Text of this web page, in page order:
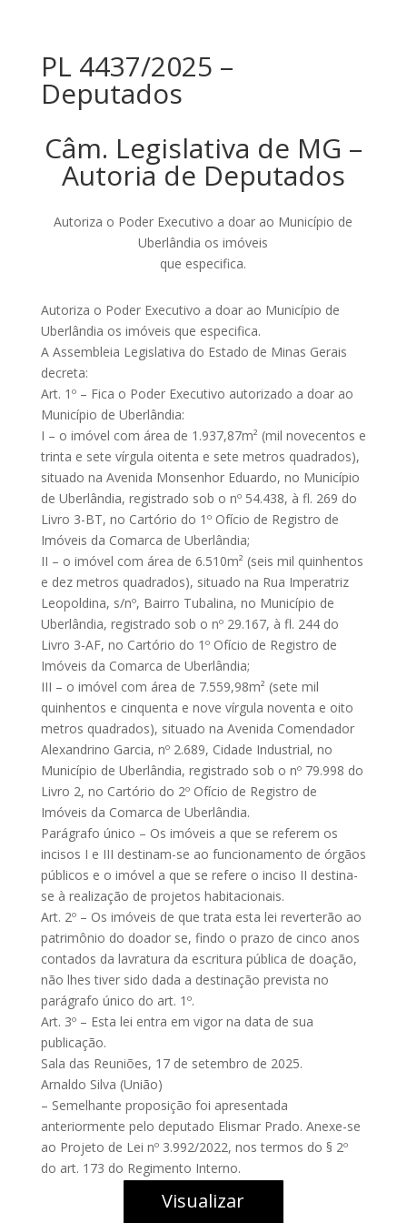
PL 4437/2025 –
Deputados
Câm. Legislativa de MG –
Autoria de Deputados
Autoriza o Poder Executivo a doar ao Município de
Uberlândia os imóveis
que especifica.
Autoriza o Poder Executivo a doar ao Município de
Uberlândia os imóveis que especifica.
A Assembleia Legislativa do Estado de Minas Gerais
decreta:
Art. 1º – Fica o Poder Executivo autorizado a doar ao
Município de Uberlândia:
I – o imóvel com área de 1.937,87m² (mil novecentos e
trinta e sete vírgula oitenta e sete metros quadrados),
situado na Avenida Monsenhor Eduardo, no Município
de Uberlândia, registrado sob o nº 54.438, à fl. 269 do
Livro 3-BT, no Cartório do 1º Ofício de Registro de
Imóveis da Comarca de Uberlândia;
II – o imóvel com área de 6.510m² (seis mil quinhentos
e dez metros quadrados), situado na Rua Imperatriz
Leopoldina, s/nº, Bairro Tubalina, no Município de
Uberlândia, registrado sob o nº 29.167, à fl. 244 do
Livro 3-AF, no Cartório do 1º Ofício de Registro de
Imóveis da Comarca de Uberlândia;
III – o imóvel com área de 7.559,98m² (sete mil
quinhentos e cinquenta e nove vírgula noventa e oito
metros quadrados), situado na Avenida Comendador
Alexandrino Garcia, nº 2.689, Cidade Industrial, no
Município de Uberlândia, registrado sob o nº 79.998 do
Livro 2, no Cartório do 2º Ofício de Registro de
Imóveis da Comarca de Uberlândia.
Parágrafo único – Os imóveis a que se referem os
incisos I e III destinam-se ao funcionamento de órgãos
públicos e o imóvel a que se refere o inciso II destina-
se à realização de projetos habitacionais.
Art. 2º – Os imóveis de que trata esta lei reverterão ao
patrimônio do doador se, findo o prazo de cinco anos
contados da lavratura da escritura pública de doação,
não lhes tiver sido dada a destinação prevista no
parágrafo único do art. 1º.
Art. 3º – Esta lei entra em vigor na data de sua
publicação.
Sala das Reuniões, 17 de setembro de 2025.
Arnaldo Silva (União)
– Semelhante proposição foi apresentada
anteriormente pelo deputado Elismar Prado. Anexe-se
ao Projeto de Lei nº 3.992/2022, nos termos do § 2º
do art. 173 do Regimento Interno.
Visualizar